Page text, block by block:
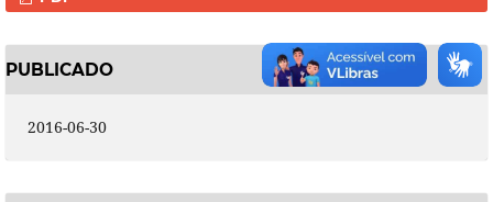
PUBLICADO
2016-06-30